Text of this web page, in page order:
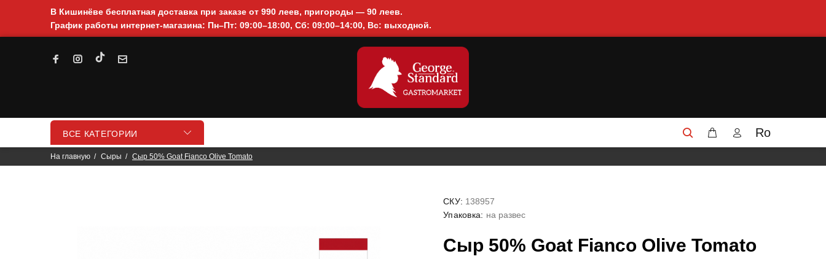
В Кишинёве бесплатная доставка при заказе от 990 леев, пригороды — 90 леев.
График работы интернет-магазина: Пн–Пт: 09:00–18:00, Сб: 09:00–14:00, Вс: выходной.
ВСЕ КАТЕГОРИИ Ro
На главную Сыры Сыр 50% Goat Fianco Olive Tomato
СКУ: 138957
Упаковка: на развес
Сыр 50% Goat Fianco Olive Tomato